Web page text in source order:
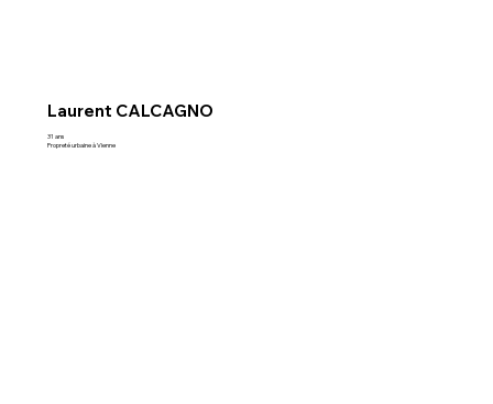
Laurent CALCAGNO
31 ans
Propreté urbaine à Vienne